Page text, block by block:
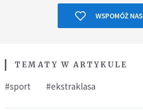
WSPOMÓŻ NAS
TEMATY W ARTYKULE
#sport #ekstraklasa